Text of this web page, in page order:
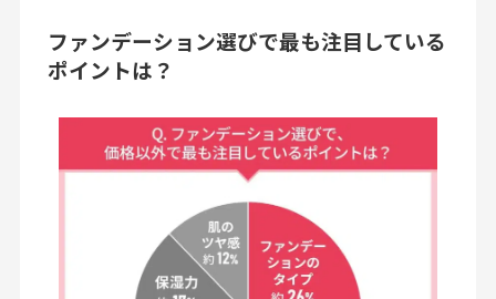
ファンデーション選びで最も注目している
ポイントは？